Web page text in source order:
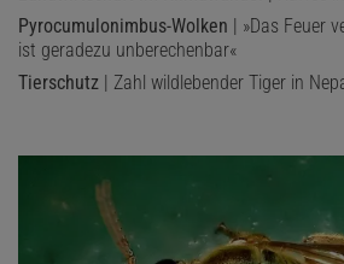
Pyrocumulonimbus-Wolken | »Das Feuer
ist geradezu unberechenbar«
Tierschutz | Zahl wildlebender Tiger in